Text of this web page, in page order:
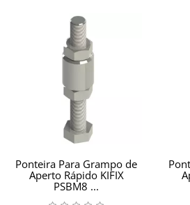
Ponteira Para Grampo de
Aperto Rápido KIFIX
PSBM8 ...